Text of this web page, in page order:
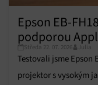
údajů, Propojení
zařízení na základě
informací.
Zajištění bezpečnosti,
podvodů a
Epson EB-
podporou
Středa 22. 07. 2026 Julia
Testovali jsme Epson
projektor s vysokým